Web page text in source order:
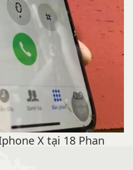
FPT Knox - Viettel